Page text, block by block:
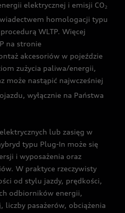
elektrycznej i emisji CO2
homologacji typu
WLTP. Więcej
na stronie
akcesoriów w pojeździe
zużycia paliwa/energii,
może nastąpić najwcześniej
wyłącznie na Państwa
lub zasięg w
typu Plug-In może się
i wyposażenia oraz
W praktyce rzeczywisty
od stylu jazdy, prędkości,
odbiorników energii,
pasażerów, obciążenia